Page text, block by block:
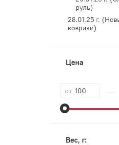
руль)
28.01.25 г.
коврики)
Цена
от
Вес, г: